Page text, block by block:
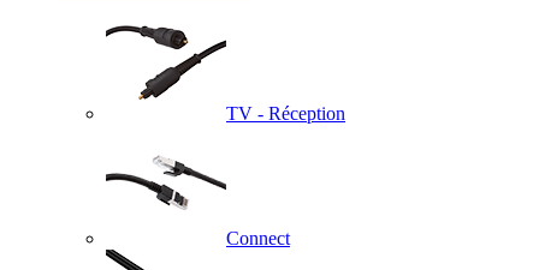
TV - Réception
Connect